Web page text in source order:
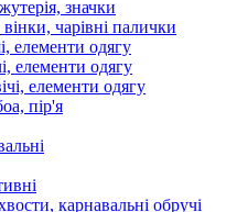
значки
чарівні палички
елементи одягу
елементи одягу
елементи одягу
пір'я
карнавальні обручі